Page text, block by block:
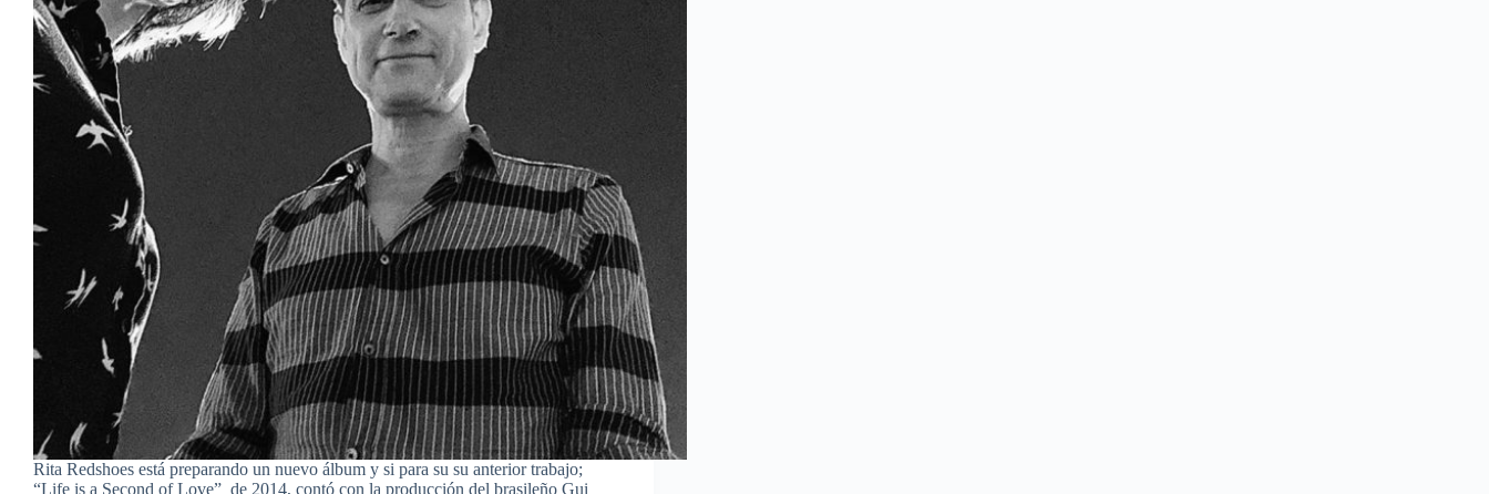
Rita Redshoes está preparando un nuevo álbum y si para su su anterior trabajo;
“Life is a Second of Love” de 2014, contó con la producción del brasileño Gui